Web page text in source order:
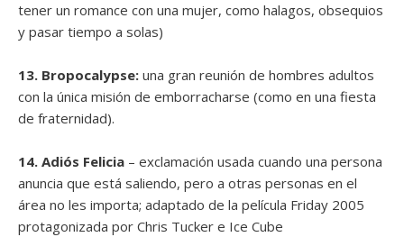
tener un romance con una mujer, como halagos, obsequios
y pasar tiempo a solas)
13. Bropocalypse: una gran reunión de hombres adultos
con la única misión de emborracharse (como en una fiesta
de fraternidad).
14. Adiós Felicia – exclamación usada cuando una persona
anuncia que está saliendo, pero a otras personas en el
área no les importa; adaptado de la película Friday 2005
protagonizada por Chris Tucker e Ice Cube